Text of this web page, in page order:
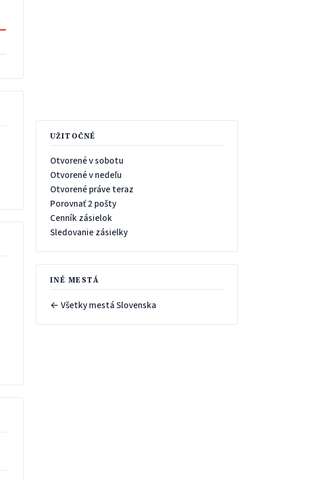
UŽITOČNÉ
Otvorené v sobotu
Otvorené v nedeľu
Otvorené práve teraz
Porovnať 2 pošty
Cenník zásielok
Sledovanie zásielky
INÉ MESTÁ
← Všetky mestá Slovenska